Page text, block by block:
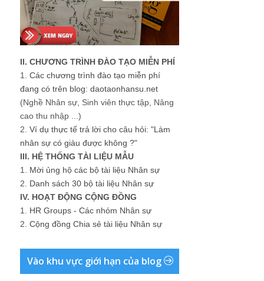
II. CHƯƠNG TRÌNH ĐÀO TẠO MIỄN PHÍ
1. Các chương trình đào tạo miễn phí
đang có trên blog: daotaonhansu.net
(Nghề Nhân sự, Sinh viên thực tập, Nâng
cao thu nhập ...)
2. Ví dụ thực tế trả lời cho câu hỏi: "Làm
nhân sự có giàu được không ?"
III. HỆ THỐNG TÀI LIỆU MẪU
1. Mời ủng hộ các bộ tài liệu Nhân sự
2. Danh sách 30 bộ tài liệu Nhân sự
IV. HOẠT ĐỘNG CỘNG ĐỒNG
1. HR Groups - Các nhóm Nhân sự
2. Cộng đồng Chia sẻ tài liệu Nhân sự
Vào khu vực giới hạn của blog